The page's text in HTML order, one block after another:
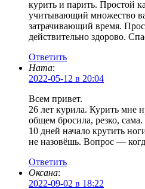
курить и парить. Простой
учитывающий множество
затрачивающий время.
действительно здорово.
Ответить
Ната:
2022-05-12 в 20:04
Всем привет.
26 лет курила. Курить мне
общем бросила, резко,
10 дней начало крутить
не назовёшь. Вопрос —
Ответить
Оксана:
2022-09-02 в 18:22